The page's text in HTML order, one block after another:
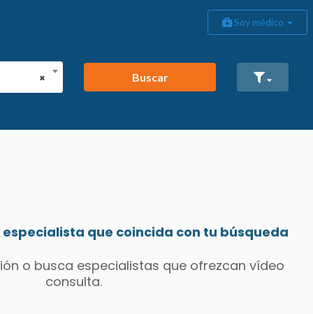
Soy médico
× Buscar
que coincida con tu búsqueda
o busca especialistas que ofrezcan vídeo
consulta.